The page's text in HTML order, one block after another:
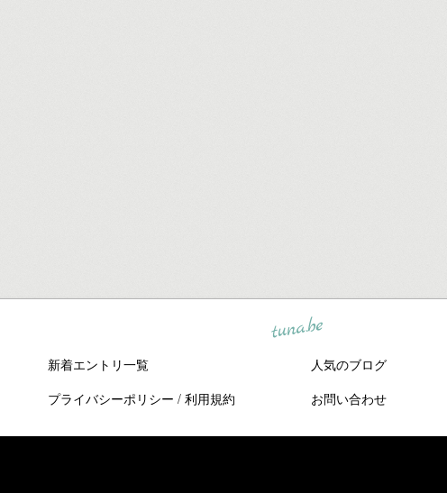
tuna.be
新着エントリ一覧 人気のブログ
プライバシーポリシー / 利用規約 お問い合わせ